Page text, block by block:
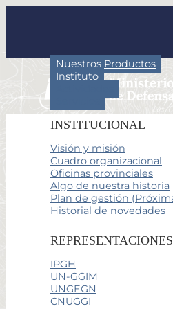
Nuestros Productos
Instituto
INSTITUCIONAL
Visión y misión
Cuadro organizacional
Oficinas provinciales
Algo de nuestra historia
Plan de gestión
Historial de novedades
IPGH
UN-GGIM
UNGEGN
CNUGGI